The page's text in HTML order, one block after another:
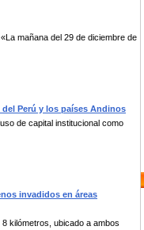
mañana del 29 de diciembre de
Perú y los países Andinos
de capital institucional como
invadidos en áreas
kilómetros, ubicado a ambos